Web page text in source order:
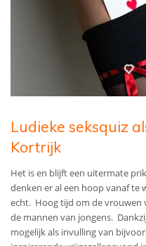
Ludieke seksquiz
Kortrijk
Het is en blijft een uitermate
denken er al een hoop vanaf te
echt. Hoog tijd om de vrouwen
de mannen van jongens.
mogelijk als invulling van